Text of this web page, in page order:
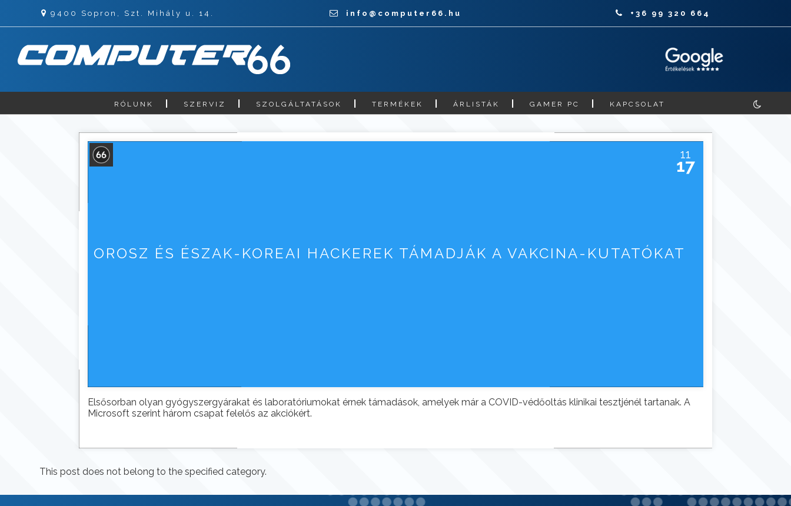
9400 Sopron, Szt. Mihály u. 14. info@computer66.hu +36 99 320 664
RÓLUNK SZERVIZ SZOLGÁLTATÁSOK TERMÉKEK ÁRLISTÁK GAMER PC KAPCSOLAT
11
17
OROSZ ÉS ÉSZAK-KOREAI HACKEREK TÁMADJÁK A VAKCINA-KUTATÓKAT
Elsősorban olyan gyógyszergyárakat és laboratóriumokat érnek támadások, amelyek már a COVID-védőoltás klinikai tesztjénél tartanak. A
Microsoft szerint három csapat felelős az akciókért.
This post does not belong to the specified category.